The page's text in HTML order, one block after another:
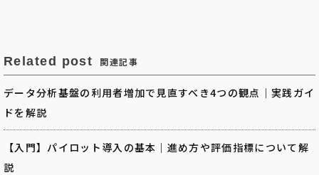
Related post 関連記事
データ分析基盤の利用者増加で見直すべき4つの観点｜実践ガイ
ドを解説
【入門】パイロット導入の基本｜進め方や評価指標について解
説